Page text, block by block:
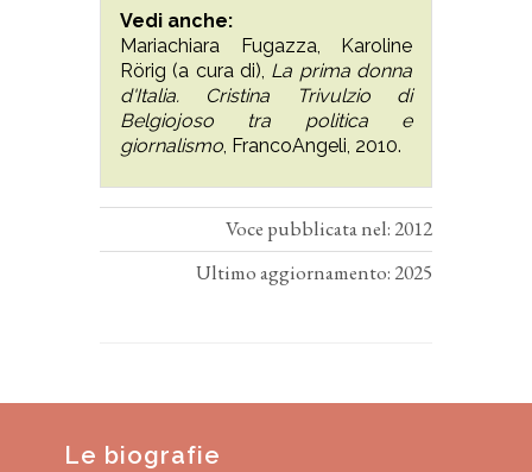
Vedi anche:
Mariachiara Fugazza, Karoline
Rörig (a cura di), La prima donna
d'Italia. Cristina Trivulzio di
Belgiojoso tra politica e
giornalismo, FrancoAngeli, 2010.
Voce pubblicata nel: 2012
Ultimo aggiornamento: 2025
Le biografie